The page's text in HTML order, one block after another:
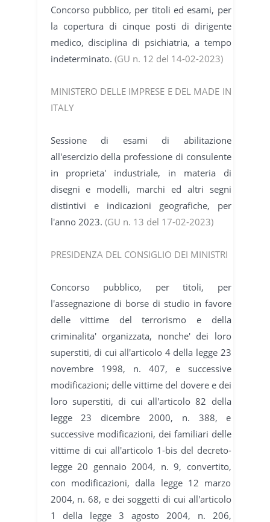
Concorso pubblico, per titoli ed esami, per
la copertura di cinque posti di dirigente
medico, disciplina di psichiatria, a tempo
indeterminato. (GU n. 12 del 14-02-2023)
MINISTERO DELLE IMPRESE E DEL MADE IN
ITALY
Sessione di esami di abilitazione
all'esercizio della professione di consulente
in proprieta' industriale, in materia di
disegni e modelli, marchi ed altri segni
distintivi e indicazioni geografiche, per
l'anno 2023. (GU n. 13 del 17-02-2023)
PRESIDENZA DEL CONSIGLIO DEI MINISTRI
Concorso pubblico, per titoli, per
l'assegnazione di borse di studio in favore
delle vittime del terrorismo e della
criminalita' organizzata, nonche' dei loro
superstiti, di cui all'articolo 4 della legge 23
novembre 1998, n. 407, e successive
modificazioni; delle vittime del dovere e dei
loro superstiti, di cui all'articolo 82 della
legge 23 dicembre 2000, n. 388, e
successive modificazioni, dei familiari delle
vittime di cui all'articolo 1-bis del decreto-
legge 20 gennaio 2004, n. 9, convertito,
con modificazioni, dalla legge 12 marzo
2004, n. 68, e dei soggetti di cui all'articolo
1 della legge 3 agosto 2004, n. 206,